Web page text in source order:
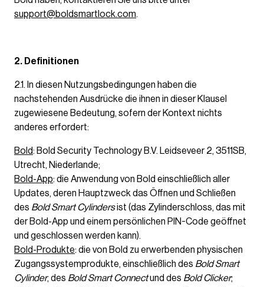
support@boldsmartlock.com.
2. Definitionen
2.1. In diesen Nutzungsbedingungen haben die
nachstehenden Ausdrücke die ihnen in dieser Klausel
zugewiesene Bedeutung, sofern der Kontext nichts
anderes erfordert:
Bold: Bold Security Technology B.V. Leidseveer 2, 3511SB,
Utrecht, Niederlande;
Bold-App: die Anwendung von Bold einschließlich aller
Updates, deren Hauptzweck das Öffnen und Schließen
des Bold Smart Cylindersist (das Zylinderschloss, das mit
der Bold-App und einem persönlichen PIN-Code geöffnet
und geschlossen werden kann).
Bold-Produkte: die von Bold zu erwerbenden physischen
Zugangssystemprodukte, einschließlich des Bold Smart
Cylinder, des Bold Smart Connectund des Bold Clicker;